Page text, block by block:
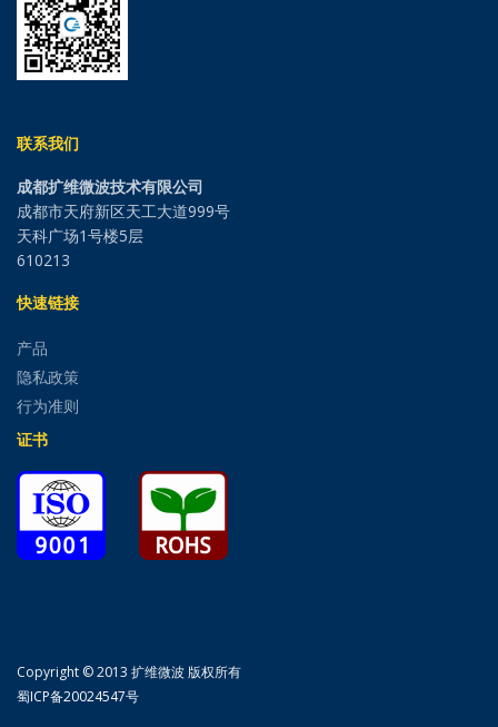
联系我们
成都扩维微波技术有限公司
成都市天府新区天工大道999号
天科广场1号楼5层
610213
快速链接
产品
隐私政策
行为准则
证书
Copyright © 2013 扩维微波 版权所有
蜀ICP备20024547号